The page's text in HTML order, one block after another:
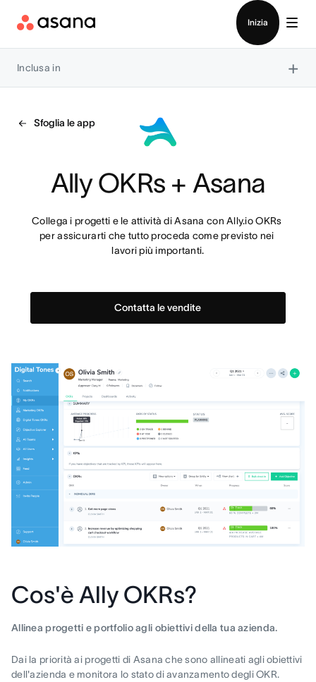
Inizia
Inclusa in ×
Sfoglia le app
Ally OKRs + Asana
Collega i progetti e le attività di Asana con Ally.io OKRs
per assicurarti che tutto proceda come previsto nei
lavori più importanti.
Contatta le vendite
Cos'è Ally OKRs?
Allinea progetti e portfolio agli obiettivi della tua azienda.
Dai la priorità ai progetti di Asana che sono allineati agli obiettivi
dell'azienda e monitora lo stato di avanzamento degli OKR.